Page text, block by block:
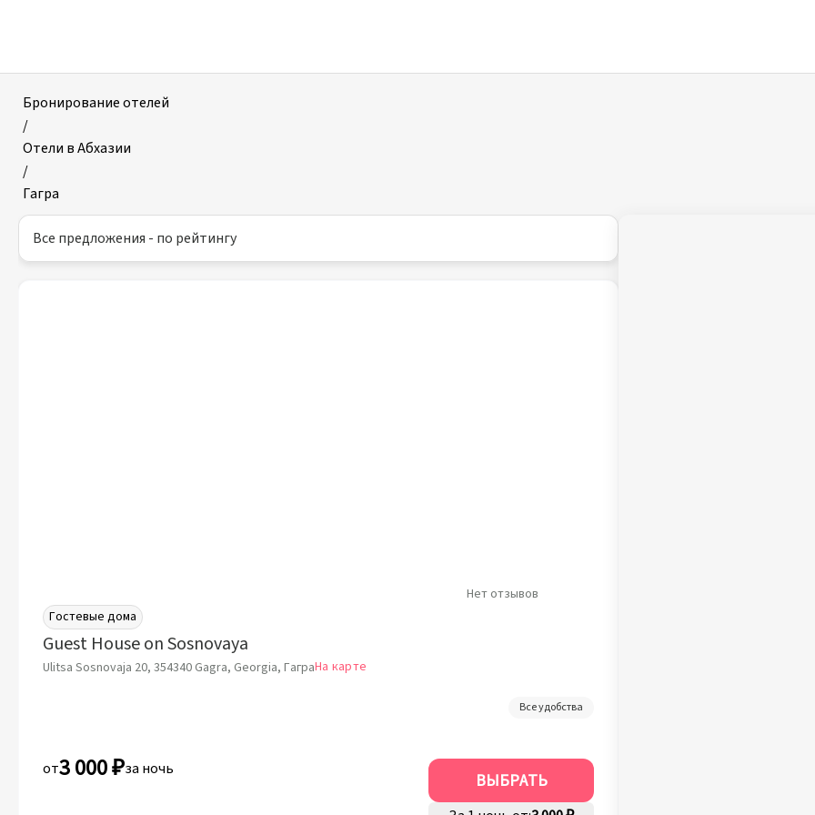
|
Страница
Бронирование отелей
/
Отели в Абхазии
/
Гагра
Все предложения - по рейтингу
Гостевые дома
Guest House on Sosnovaya
Ulitsa Sosnovaja 20, 354340 Gagra, Georgia, ГаграНа карте
Нет отзывов
Все удобства
от3 000 ₽за ночь
ВЫБРАТЬ